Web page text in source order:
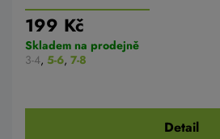
199 Kč
Skladem na prodejně
3-4, 5-6, 7-8
Detail